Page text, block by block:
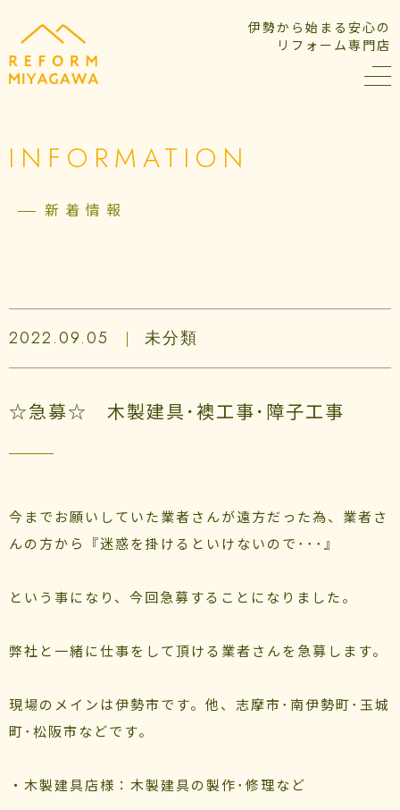
伊勢から始まる安心の
リフォーム専門店
INFORMATION
新着情報
2022.09.05 未分類
☆急募☆ 木製建具･襖工事･障子工事
今までお願いしていた業者さんが遠方だった為、業者さ
んの方から『迷惑を掛けるといけないので･･･』
という事になり、今回急募することになりました。
弊社と一緒に仕事をして頂ける業者さんを急募します。
現場のメインは伊勢市です。他、志摩市･南伊勢町･玉城
町･松阪市などです。
・木製建具店様：木製建具の製作･修理など